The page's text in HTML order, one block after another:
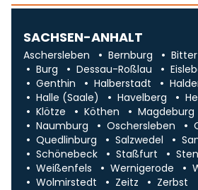
SACHSEN-ANHALT
Aschersleben Bernburg
Burg
Dessau-Roßlau
Genthin
Halberstadt
Halle (Saale)
Havelberg
Klötze
Köthen Magdeburg
Naumburg
Oschersleben
Quedlinburg
Salzwedel
Schönebeck
Staßfurt
Weißenfels
Wernigerode
Wolmirstedt
Zeitz Zerbst